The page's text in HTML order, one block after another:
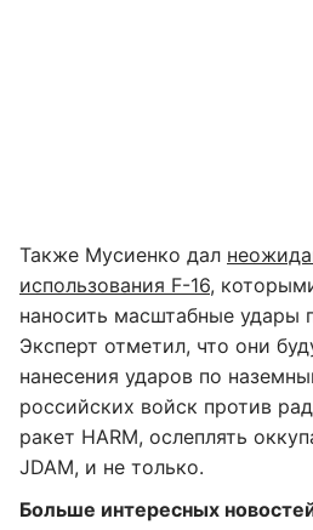
Также Мусиенко дал
использования F-16,
наносить масштабные удары
Эксперт отметил, что они
нанесения ударов по
российских войск против
ракет HARM, ослеплять
JDAM, и не только.
Больше интересных